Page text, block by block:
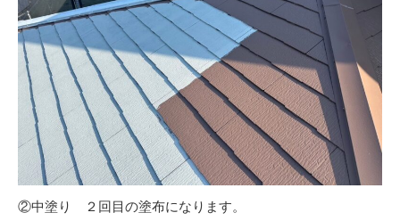
②中塗り ２回目の塗布になります。